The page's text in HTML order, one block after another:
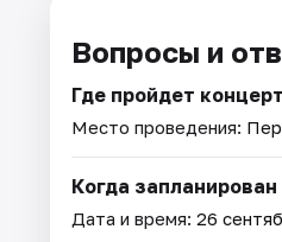
Вопросы и
Где пройдет
Место проведения:
Когда
Дата и время: 26